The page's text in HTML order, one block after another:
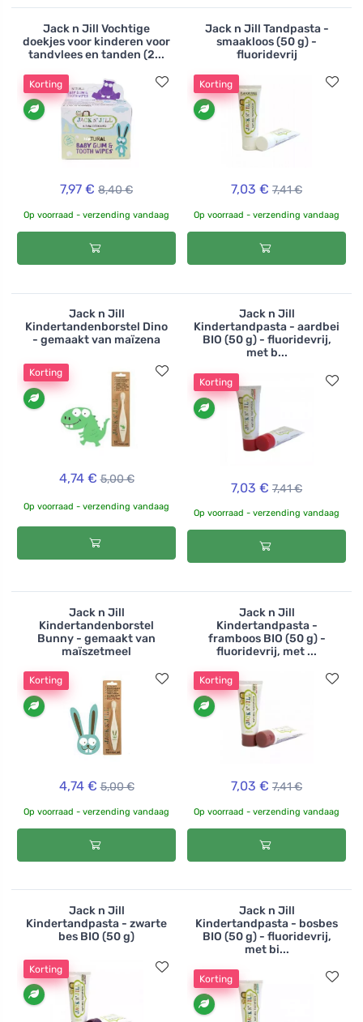
Jack n Jill Vochtige
doekjes voor kinderen voor
tandvlees en tanden (2...
Korting
7,97 € 8,40 €
Op voorraad - verzending vandaag
Jack n Jill Tandpasta -
smaakloos (50 g) -
fluoridevrij
Korting
7,03 € 7,41 €
Op voorraad - verzending vandaag
Jack n Jill
Kindertandenborstel Dino
- gemaakt van maïzena
Korting
4,74 € 5,00 €
Op voorraad - verzending vandaag
Jack n Jill
Kindertandpasta - aardbei
BIO (50 g) - fluoridevrij,
met b...
Korting
7,03 € 7,41 €
Op voorraad - verzending vandaag
Jack n Jill
Kindertandenborstel
Bunny - gemaakt van
maïszetmeel
Korting
4,74 € 5,00 €
Op voorraad - verzending vandaag
Jack n Jill
Kindertandpasta -
framboos BIO (50 g) -
fluoridevrij, met ...
Korting
7,03 € 7,41 €
Op voorraad - verzending vandaag
Jack n Jill
Kindertandpasta - zwarte
bes BIO (50 g)
Korting
Jack n Jill
Kindertandpasta - bosbes
BIO (50 g) - fluoridevrij,
met bi...
Korting